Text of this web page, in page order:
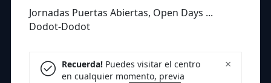
Jornadas Puertas Abiertas, Open Days ...
Dodot-Dodot
×
Recuerda!Puedes visitar el centro
en cualquier momento, previa